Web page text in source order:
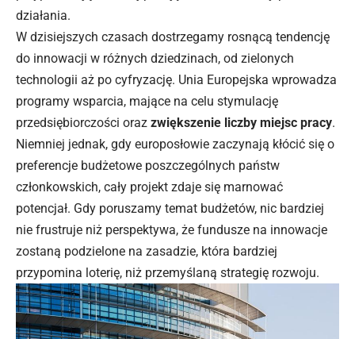
działania.
W dzisiejszych czasach dostrzegamy rosnącą tendencję
do innowacji w różnych dziedzinach, od zielonych
technologii aż po cyfryzację. Unia Europejska wprowadza
programy wsparcia, mające na celu stymulację
przedsiębiorczości oraz zwiększenie liczby miejsc pracy.
Niemniej jednak, gdy europosłowie zaczynają kłócić się o
preferencje budżetowe poszczególnych państw
członkowskich, cały projekt zdaje się marnować
potencjał. Gdy poruszamy temat budżetów, nic bardziej
nie frustruje niż perspektywa, że fundusze na innowacje
zostaną podzielone na zasadzie, która bardziej
przypomina loterię, niż przemyślaną strategię rozwoju.